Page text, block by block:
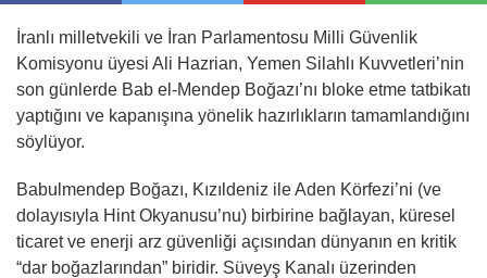
İranlı milletvekili ve İran Parlamentosu Milli Güvenlik
Komisyonu üyesi Ali Hazrian, Yemen Silahlı Kuvvetleri’nin
son günlerde Bab el-Mendep Boğazı’nı bloke etme tatbikatı
yaptığını ve kapanışına yönelik hazırlıkların tamamlandığını
söylüyor.
Babulmendep Boğazı, Kızıldeniz ile Aden Körfezi’ni (ve
dolayısıyla Hint Okyanusu’nu) birbirine bağlayan, küresel
ticaret ve enerji arz güvenliği açısından dünyanın en kritik
“dar boğazlarından” biridir. Süveyş Kanalı üzerinden